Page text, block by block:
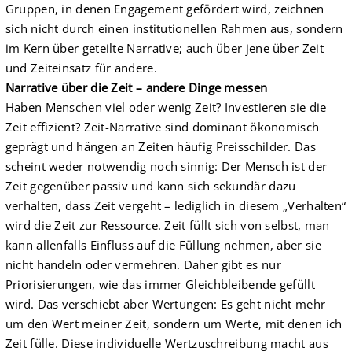
Gruppen, in denen Engagement gefördert wird, zeichnen
sich nicht durch einen institutionellen Rahmen aus, sondern
im Kern über geteilte Narrative; auch über jene über Zeit
und Zeiteinsatz für andere.
Narrative über die Zeit – andere Dinge messen
Haben Menschen viel oder wenig Zeit? Investieren sie die
Zeit effizient? Zeit-Narrative sind dominant ökonomisch
geprägt und hängen an Zeiten häufig Preisschilder. Das
scheint weder notwendig noch sinnig: Der Mensch ist der
Zeit gegenüber passiv und kann sich sekundär dazu
verhalten, dass Zeit vergeht – lediglich in diesem „Verhalten“
wird die Zeit zur Ressource. Zeit füllt sich von selbst, man
kann allenfalls Einfluss auf die Füllung nehmen, aber sie
nicht handeln oder vermehren. Daher gibt es nur
Priorisierungen, wie das immer Gleichbleibende gefüllt
wird. Das verschiebt aber Wertungen: Es geht nicht mehr
um den Wert meiner Zeit, sondern um Werte, mit denen ich
Zeit fülle. Diese individuelle Wertzuschreibung macht aus